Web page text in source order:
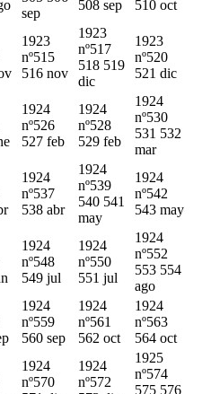
sep
508 sep
510 oct
1923
nº515
516 nov
1923
nº517
518 519
dic
1923
nº520
521 dic
1924
nº526
527 feb
1924
nº528
529 feb
1924
nº530
531 532
mar
1924
nº537
538 abr
1924
nº539
540 541
may
1924
nº542
543 may
1924
nº548
549 jul
1924
nº550
551 jul
1924
nº552
553 554
ago
1924
nº559
560 sep
1924
nº561
562 oct
1924
nº563
564 oct
1924
nº570
1924
nº572
1925
nº574
575 576